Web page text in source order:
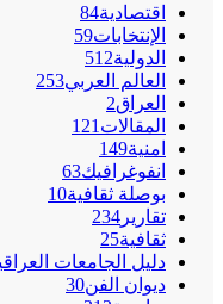
اقتصادية84
الإنتخابات59
الدولية512
العالم العربي253
العراق2
المقالات 121
امنية149
انفوغرافيك63
بوصلة ثقافية10
تقارير 234
ثقافية25
دليل الجامعات
ديوان الفن30